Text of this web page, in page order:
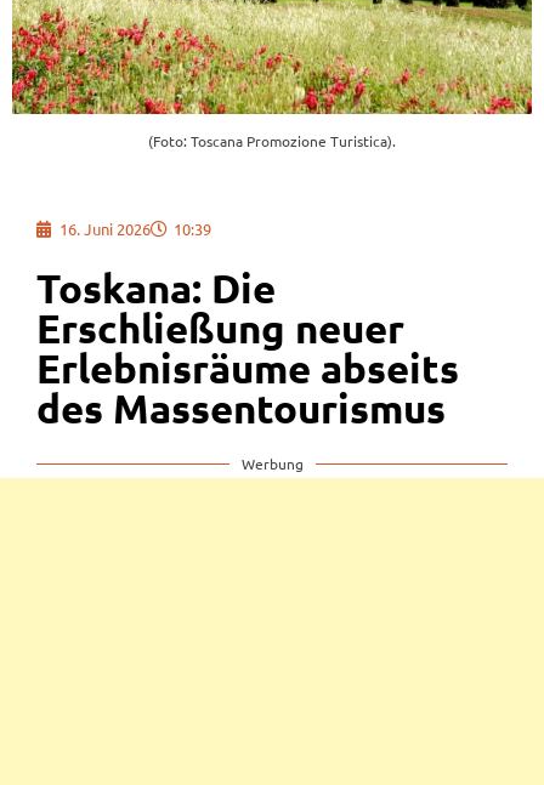
(Foto: Toscana Promozione Turistica).
16. Juni 2026 10:39
Toskana: Die
Erschließung neuer
Erlebnisräume abseits
des Massentourismus
Werbung